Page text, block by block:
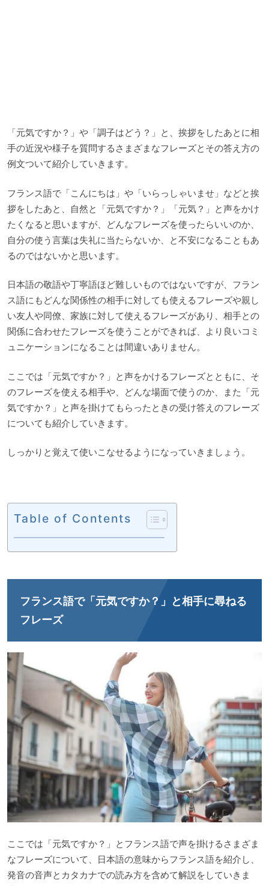
「元気ですか？」や「調子はどう？」と、挨拶をしたあとに相
手の近況や様子を質問するさまざまなフレーズとその答え方の
例文ついて紹介していきます。
フランス語で「こんにちは」や「いらっしゃいませ」などと挨
拶をしたあと、自然と「元気ですか？」「元気？」と声をかけ
たくなると思いますが、どんなフレーズを使ったらいいのか、
自分の使う言葉は失礼に当たらないか、と不安になることもあ
るのではないかと思います。
日本語の敬語や丁寧語ほど難しいものではないですが、フラン
ス語にもどんな関係性の相手に対しても使えるフレーズや親し
い友人や同僚、家族に対して使えるフレーズがあり、相手との
関係に合わせたフレーズを使うことができれば、より良いコミ
ュニケーションになることは間違いありません。
ここでは「元気ですか？」と声をかけるフレーズとともに、そ
のフレーズを使える相手や、どんな場面で使うのか、また「元
気ですか？」と声を掛けてもらったときの受け答えのフレーズ
についても紹介していきます。
しっかりと覚えて使いこなせるようになっていきましょう。
Table of Contents
フランス語で「元気ですか？」と相手に尋ねる
フレーズ
ここでは「元気ですか？」とフランス語で声を掛けるさまざま
なフレーズについて、日本語の意味からフランス語を紹介し、
発音の音声とカタカナでの読み方を含めて解説をしていきま